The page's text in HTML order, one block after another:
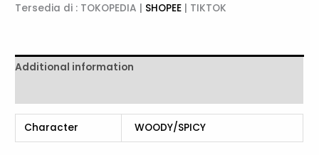
Tersedia di : TOKOPEDIA | SHOPEE | TIKTOK
Additional information
Character WOODY/SPICY